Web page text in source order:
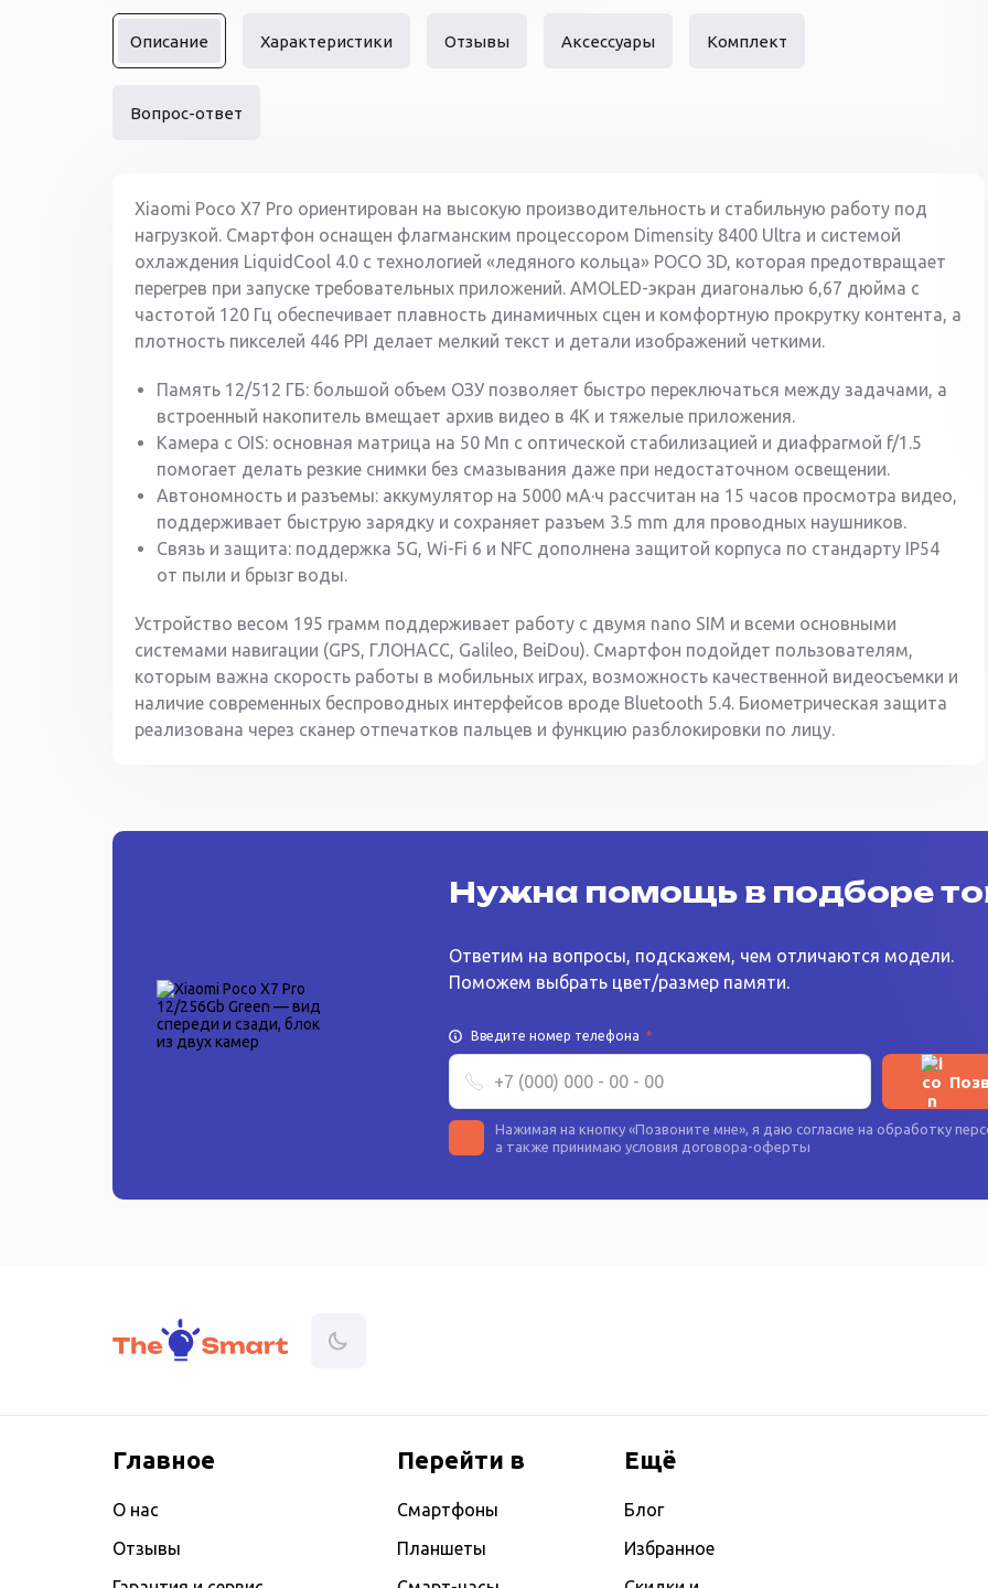
Описание Характеристики Отзывы Аксессуары Комплект
Вопрос-ответ
Xiaomi Poco X7 Pro ориентирован на высокую производительность и стабильную работу под
нагрузкой. Смартфон оснащен флагманским процессором Dimensity 8400 Ultra и системой
охлаждения LiquidCool 4.0 с технологией «ледяного кольца» POCO 3D, которая предотвращает
перегрев при запуске требовательных приложений. AMOLED-экран диагональю 6,67 дюйма с
частотой 120 Гц обеспечивает плавность динамичных сцен и комфортную прокрутку контента, а
плотность пикселей 446 PPI делает мелкий текст и детали изображений четкими.
Память 12/512 ГБ: большой объем ОЗУ позволяет быстро переключаться между задачами, а
встроенный накопитель вмещает архив видео в 4K и тяжелые приложения.
Камера с OIS: основная матрица на 50 Мп с оптической стабилизацией и диафрагмой f/1.5
помогает делать резкие снимки без смазывания даже при недостаточном освещении.
Автономность и разъемы: аккумулятор на 5000 мА·ч рассчитан на 15 часов просмотра видео,
поддерживает быструю зарядку и сохраняет разъем 3.5 mm для проводных наушников.
Связь и защита: поддержка 5G, Wi-Fi 6 и NFC дополнена защитой корпуса по стандарту IP54
от пыли и брызг воды.
Устройство весом 195 грамм поддерживает работу с двумя nano SIM и всеми основными
системами навигации (GPS, ГЛОНАСС, Galileo, BeiDou). Смартфон подойдет пользователям,
которым важна скорость работы в мобильных играх, возможность качественной видеосъемки и
наличие современных беспроводных интерфейсов вроде Bluetooth 5.4. Биометрическая защита
реализована через сканер отпечатков пальцев и функцию разблокировки по лицу.
Нужна помощь в подборе
Ответим на вопросы, подскажем, чем отличаются модели.
Поможем выбрать цвет/размер памяти.
Введите номер телефона *
Нажимая на кнопку «Позвоните мне», я даю согласие на обработку
а также принимаю условия договора-оферты
Главное
О нас
Отзывы
Перейти в
Смартфоны
Планшеты
Ещё
Блог
Избранное